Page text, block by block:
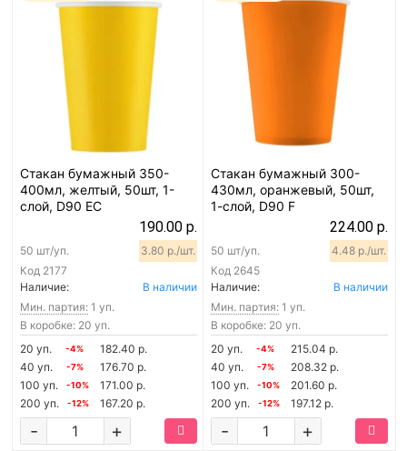
Стакан бумажный 350-
400мл, желтый, 50шт, 1-
слой, D90 EC
190.00 р.
Код 2177
50 шт/уп. 3.80 р./шт.
Наличие:
В наличии
Мин. партия: 1 уп.
В коробке: 20 уп.
20 уп.
-4%
182.40 р.
40 уп.
-7%
176.70 р.
100 уп.
-10%
171.00 р.
200 уп.
-12% 167.20 р.
+
-
Стакан бумажный 300-
430мл, оранжевый, 50шт,
1-слой, D90 F
224.00 р.
Код 2645
50 шт/уп. 4.48 р./шт.
Наличие:
В наличии
Мин. партия: 1 уп.
В коробке: 20 уп.
20 уп.
-4%
215.04 р.
40 уп.
-7%
208.32 р.
100 уп.
-10%
201.60 р.
200 уп.
-12% 197.12 р.
+
-